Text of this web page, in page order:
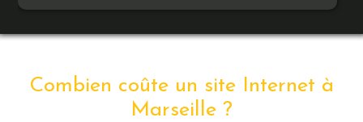
Combien coûte un site Internet à
Marseille ?